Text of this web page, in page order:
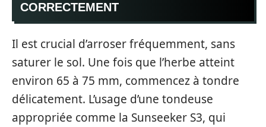
CORRECTEMENT
Il est crucial d’arroser fréquemment, sans
saturer le sol. Une fois que l’herbe atteint
environ 65 à 75 mm, commencez à tondre
délicatement. L’usage d’une tondeuse
appropriée comme la Sunseeker S3, qui